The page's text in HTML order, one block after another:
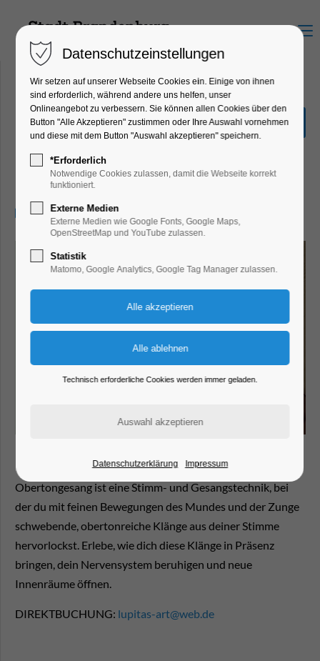
Menu
OBERTONGESANG -
Lupita De Haney -
SCHNUPPER
Workshop
02.08.2025, 12:00–15:00
Obertongesang ist eine Stimm- und Gesangstechnik, bei
der du mit feinen Bewegungen des Mundes und der Zunge
schwebende, obertonreiche Klänge aus deiner Stimme
hervorlockst. Erlebe, wie dich diese Klänge in Präsenz
bringen, dein Nervensystem beruhigen und neue
Innenräume öffnen.
DIREKTBUCHUNG: lupitas-art@web.de
Datenschutzeinstellungen
Wir setzen auf unserer Webseite Cookies ein. Einige von ihnen
sind erforderlich, während andere uns helfen, unser
Onlineangebot zu verbessern. Sie können allen Cookies über den
Button "Alle Akzeptieren" zustimmen oder Ihre Auswahl vornehmen
und diese mit dem Button "Auswahl akzeptieren" speichern.
*Erforderlich
Notwendige Cookies zulassen, damit die Webseite korrekt
funktioniert.
Externe Medien
Externe Medien wie Google Fonts, Google Maps,
OpenStreetMap und YouTube zulassen.
Statistik
Matomo, Google Analytics, Google Tag Manager zulassen.
Technisch erforderliche Cookies werden immer geladen.
Datenschutzerklärung Impressum